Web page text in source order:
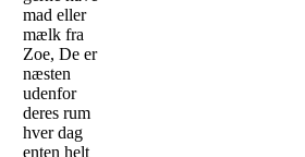
mad eller
mælk fra
Zoe, De er
næsten
udenfor
deres rum
hver dag
enten helt